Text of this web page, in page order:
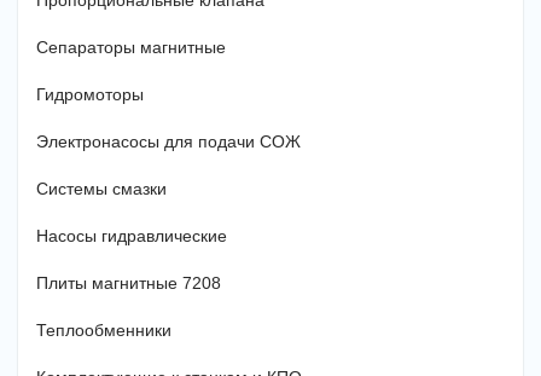
Сепараторы магнитные
Гидромоторы
Электронасосы для подачи СОЖ
Системы смазки
Насосы гидравлические
Плиты магнитные 7208
Теплообменники